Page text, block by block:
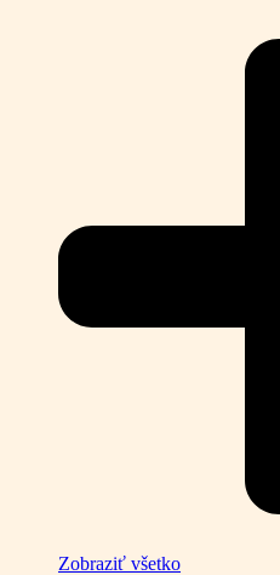
Zobraziť všetko